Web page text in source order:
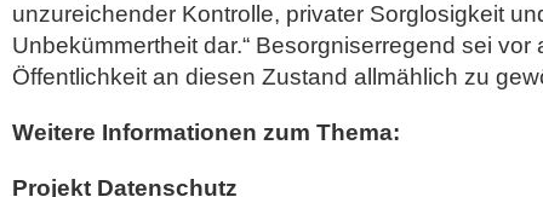
unzureichender Kontrolle, privater Sorglosigkeit
Unbekümmertheit dar.“ Besorgniserregend sei vor
Öffentlichkeit an diesen Zustand allmählich zu
Weitere Informationen zum Thema:
Projekt Datenschutz